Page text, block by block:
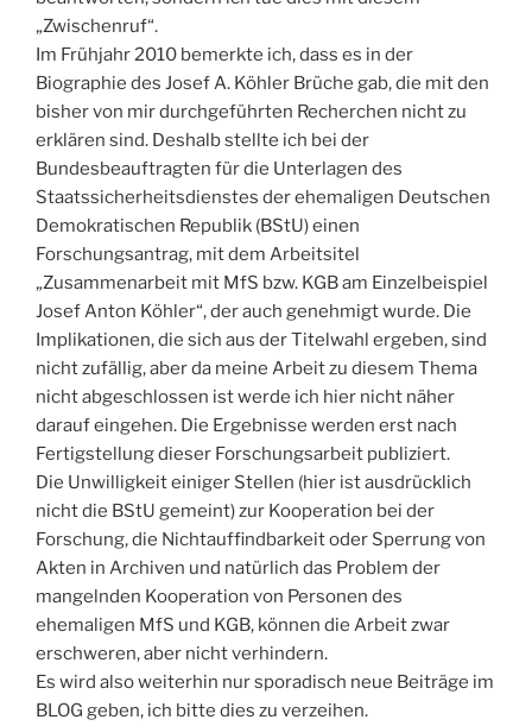
„Zwischenruf“.
Im Frühjahr 2010 bemerkte ich, dass es in der
Biographie des Josef A. Köhler Brüche gab, die mit den
bisher von mir durchgeführten Recherchen nicht zu
erklären sind. Deshalb stellte ich bei der
Bundesbeauftragten für die Unterlagen des
Staatssicherheitsdienstes der ehemaligen Deutschen
Demokratischen Republik (BStU) einen
Forschungsantrag, mit dem Arbeitsitel
„Zusammenarbeit mit MfS bzw. KGB am Einzelbeispiel
Josef Anton Köhler“, der auch genehmigt wurde. Die
Implikationen, die sich aus der Titelwahl ergeben, sind
nicht zufällig, aber da meine Arbeit zu diesem Thema
nicht abgeschlossen ist werde ich hier nicht näher
darauf eingehen. Die Ergebnisse werden erst nach
Fertigstellung dieser Forschungsarbeit publiziert.
Die Unwilligkeit einiger Stellen (hier ist ausdrücklich
nicht die BStU gemeint) zur Kooperation bei der
Forschung, die Nichtauffindbarkeit oder Sperrung von
Akten in Archiven und natürlich das Problem der
mangelnden Kooperation von Personen des
ehemaligen MfS und KGB, können die Arbeit zwar
erschweren, aber nicht verhindern.
Es wird also weiterhin nur sporadisch neue Beiträge im
BLOG geben, ich bitte dies zu verzeihen.